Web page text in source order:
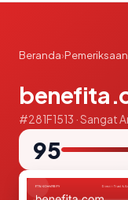
Beranda›Pemeriksaan
#281F1513 · Sangat
95